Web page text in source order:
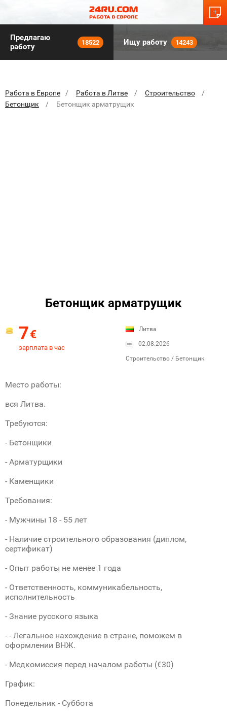
Предлагаю
работу
18522 Ищу работу 14243
Работа в Европе Работа в Литве
Строительство
Бетонщик
Бетонщик арматрущик
Бетонщик арматрущик
7€
зарплата в час
Литва
02.08.2026
Строительство / Бетонщик
Место работы:
вся Литва.
Требуются:
- Бетонщики
- Арматурщики
- Каменщики
Требования:
- Мужчины 18 - 55 лет
- Наличие строительного образования (диплом,
сертификат)
- Опыт работы не менее 1 года
- Ответственность, коммуникабельность,
исполнительность
- Знание русского языка
- - Легальное нахождение в стране, поможем в
оформлении ВНЖ.
- Медкомиссия перед началом работы (€30)
График:
Понедельник - Суббота